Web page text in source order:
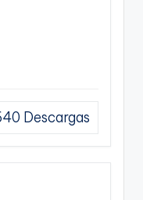
Descargas